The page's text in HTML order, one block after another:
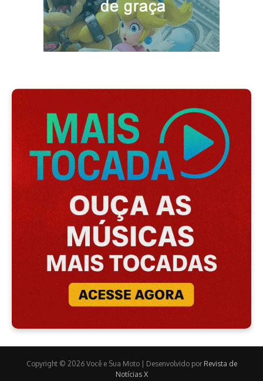
Copyright © 2026 Você e Sua Moto | Desenvolvido por Revista de
Notícias X